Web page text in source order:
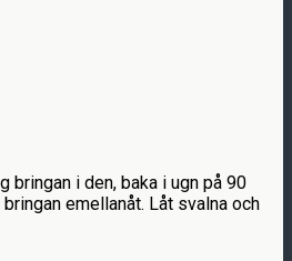
bringan i den, baka i ugn på 90
emellanåt. Låt svalna och